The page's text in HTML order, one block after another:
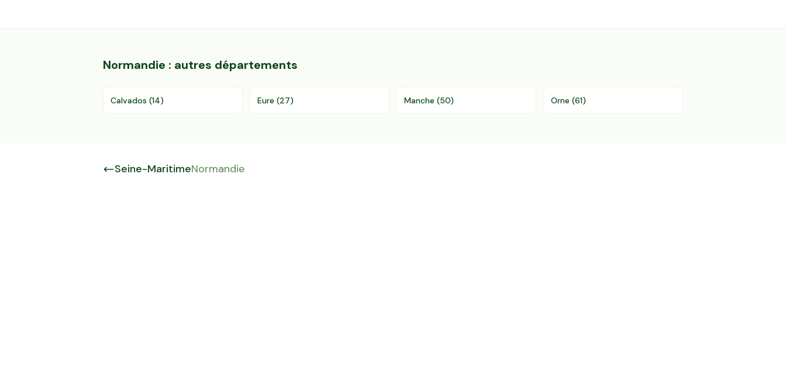
Normandie : autres départements
Calvados (14) Eure (27) Manche (50) Orne (61)
Seine-MaritimeNormandie